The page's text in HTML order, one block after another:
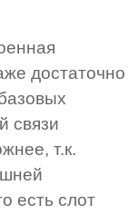
достаточно
связи
т.к.
есть слот